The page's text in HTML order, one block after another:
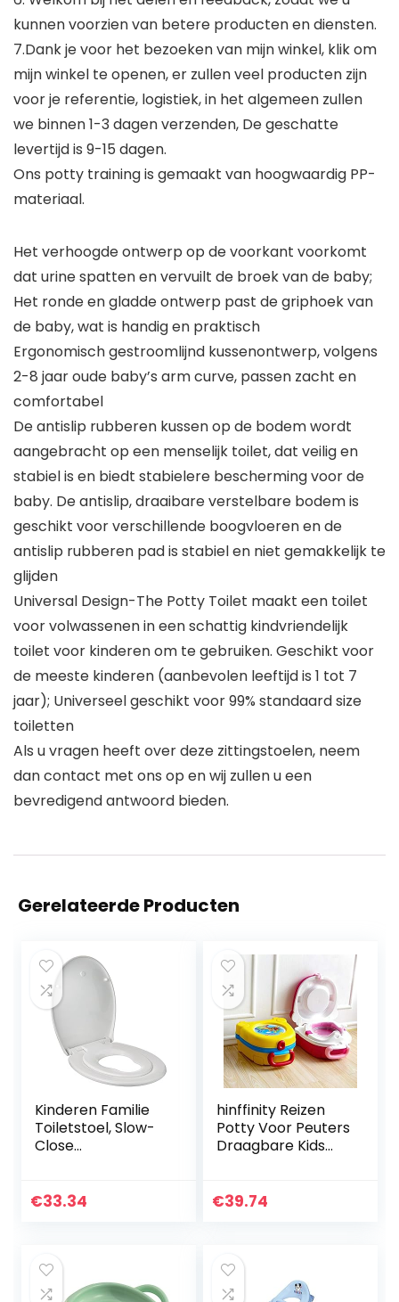
kunnen voorzien van betere producten en diensten.
7.Dank je voor het bezoeken van mijn winkel, klik om
mijn winkel te openen, er zullen veel producten zijn
voor je referentie, logistiek, in het algemeen zullen
we binnen 1-3 dagen verzenden, De geschatte
levertijd is 9-15 dagen.
Ons potty training is gemaakt van hoogwaardig PP-
materiaal.
Het verhoogde ontwerp op de voorkant voorkomt
dat urine spatten en vervuilt de broek van de baby;
Het ronde en gladde ontwerp past de griphoek van
de baby, wat is handig en praktisch
Ergonomisch gestroomlijnd kussenontwerp, volgens
2-8 jaar oude baby’s arm curve, passen zacht en
comfortabel
De antislip rubberen kussen op de bodem wordt
aangebracht op een menselijk toilet, dat veilig en
stabiel is en biedt stabielere bescherming voor de
baby. De antislip, draaibare verstelbare bodem is
geschikt voor verschillende boogvloeren en de
antislip rubberen pad is stabiel en niet gemakkelijk te
glijden
Universal Design-The Potty Toilet maakt een toilet
voor volwassenen in een schattig kindvriendelijk
toilet voor kinderen om te gebruiken. Geschikt voor
de meeste kinderen (aanbevolen leeftijd is 1 tot 7
jaar); Universeel geschikt voor 99% standaard size
toiletten
Als u vragen heeft over deze zittingstoelen, neem
dan contact met ons op en wij zullen u een
bevredigend antwoord bieden.
Gerelateerde Producten
Kinderen Familie
Toiletstoel, Slow-
Close
voor Reiniging –
€33.34
hinffinity Reizen
Potty Voor Peuters
Draagbare Kids
Toilet Seat Voor
€39.74